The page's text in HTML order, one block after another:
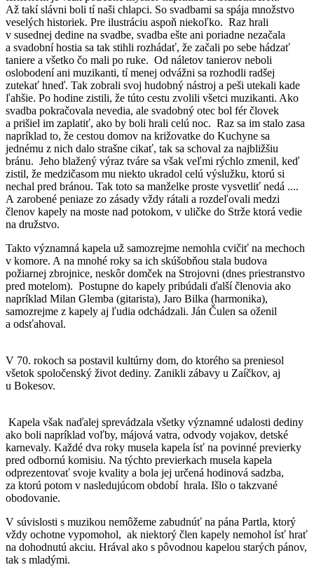
Až takí slávni boli tí naši chlapci. So svadbami sa spája množstvo
veselých historiek. Pre ilustráciu aspoň niekoľko. Raz hrali
v susednej dedine na svadbe, svadba ešte ani poriadne nezačala
a svadobní hostia sa tak stihli rozhádať, že začali po sebe hádzať
taniere a všetko čo mali po ruke. Od náletov tanierov neboli
oslobodení ani muzikanti, tí menej odvážni sa rozhodli radšej
zutekať hneď. Tak zobrali svoj hudobný nástroj a peši utekali kade
ľahšie. Po hodine zistili, že túto cestu zvolili všetci muzikanti. Ako
svadba pokračovala nevedia, ale svadobný otec bol fér človek
a prišiel im zaplatiť, ako by boli hrali celú noc. Raz sa im stalo zasa
napríklad to, že cestou domov na križovatke do Kuchyne sa
jednému z nich dalo strašne cikať, tak sa schoval za najbližšiu
bránu. Jeho blažený výraz tváre sa však veľmi rýchlo zmenil, keď
zistil, že medzičasom mu niekto ukradol celú výslužku, ktorú si
nechal pred bránou. Tak toto sa manželke proste vysvetliť nedá ....
A zarobené peniaze zo zásady vždy rátali a rozdeľovali medzi
členov kapely na moste nad potokom, v uličke do Strže ktorá vedie
na družstvo.
Takto významná kapela už samozrejme nemohla cvičiť na mechoch
v komore. A na mnohé roky sa ich skúšobňou stala budova
požiarnej zbrojnice, neskôr domček na Strojovni (dnes priestranstvo
pred motelom). Postupne do kapely pribúdali ďalší členovia ako
napríklad Milan Glemba (gitarista), Jaro Bilka (harmonika),
samozrejme z kapely aj ľudia odchádzali. Ján Čulen sa oženil
a odsťahoval.
V 70. rokoch sa postavil kultúrny dom, do ktorého sa preniesol
všetok spoločenský život dediny. Zanikli zábavy u Zaíčkov, aj
u Bokesov.
Kapela však naďalej sprevádzala všetky významné udalosti dediny
ako boli napríklad voľby, májová vatra, odvody vojakov, detské
karnevaly. Každé dva roky musela kapela ísť na povinné previerky
pred odbornú komisiu. Na týchto previerkach musela kapela
odprezentovať svoje kvality a bola jej určená hodinová sadzba,
za ktorú potom v nasledujúcom období hrala. Išlo o takzvané
obodovanie.
V súvislosti s muzikou nemôžeme zabudnúť na pána Partla, ktorý
vždy ochotne vypomohol, ak niektorý člen kapely nemohol ísť hrať
na dohodnutú akciu. Hrával ako s pôvodnou kapelou starých pánov,
tak s mladými.